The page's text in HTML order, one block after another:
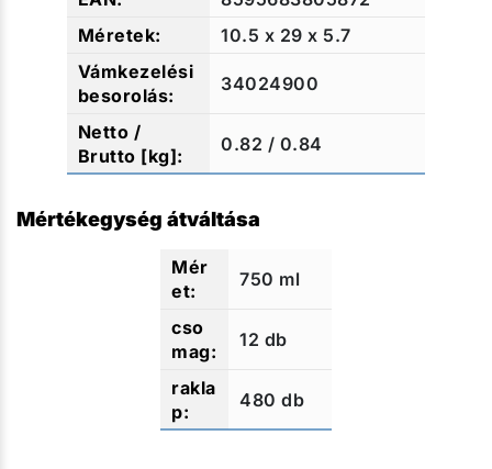
10.5 x 29 x 5.7
34024900
0.82 / 0.84
Mértékegység átváltása
750 ml
12 db
480 db